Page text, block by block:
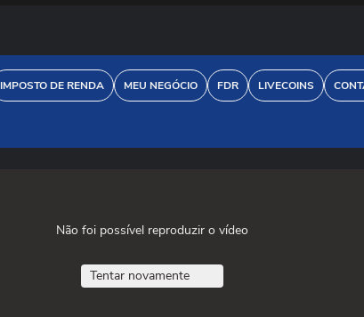
IMPOSTO DE RENDA MEU NEGÓCIO FDR LIVECOINS
Não foi possível reproduzir o vídeo
Tentar novamente